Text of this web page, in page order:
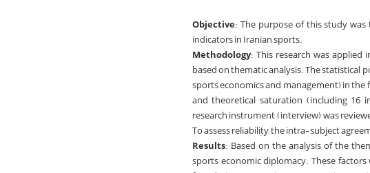
Objective: The purpose of this study
indicators in Iranian sports.
Methodology: This research was
based on thematic analysis. The statistical
sports economics and management) in
and theoretical saturation (including 16
research instrument (interview) was
To assess reliability, the intra-subject
Results: Based on the analysis of the
sports economic diplomacy. These